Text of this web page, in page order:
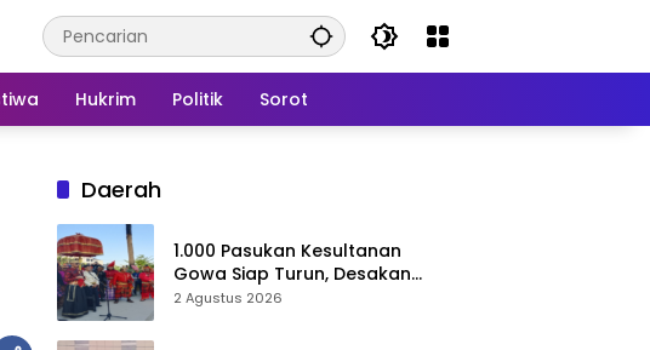
Hukrim Politik Sorot
Daerah
1.000 Pasukan Kesultanan
Gowa Siap Turun, Desakan
Cabut Perda LAD Menguat
2 Agustus 2026